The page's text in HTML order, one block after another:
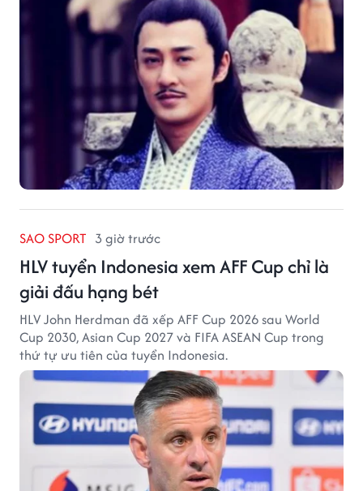
SAO SPORT 3 giờ trước
HLV tuyển Indonesia xem AFF Cup chỉ là
giải đấu hạng bét
HLV John Herdman đã xếp AFF Cup 2026 sau World
Cup 2030, Asian Cup 2027 và FIFA ASEAN Cup trong
thứ tự ưu tiên của tuyển Indonesia.